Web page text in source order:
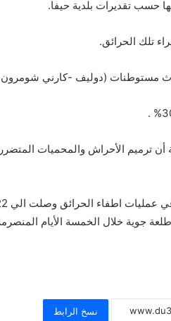
نسخ الرابط
خطبة الجمعة
) للشيخ ثروت